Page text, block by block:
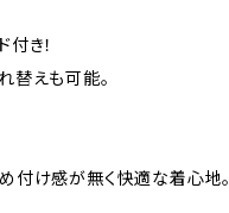
き！
替えも可能。
付け感が無く快適な着心地。